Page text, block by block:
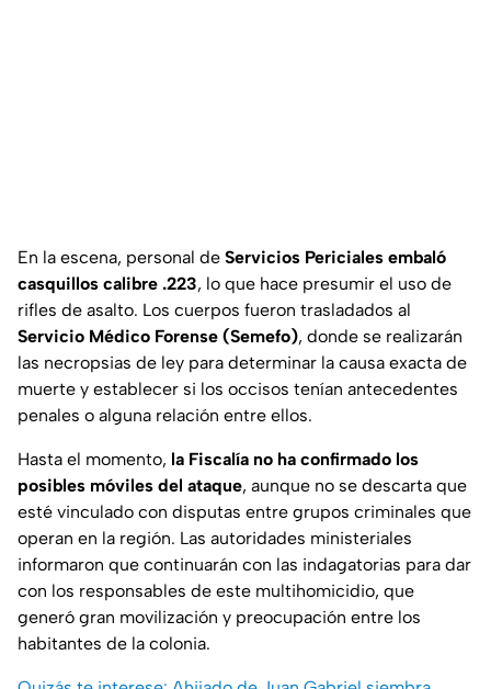
En la escena, personal de Servicios Periciales embaló
casquillos calibre .223, lo que hace presumir el uso de
rifles de asalto. Los cuerpos fueron trasladados al
Servicio Médico Forense (Semefo), donde se realizarán
las necropsias de ley para determinar la causa exacta de
muerte y establecer si los occisos tenían antecedentes
penales o alguna relación entre ellos.
Hasta el momento, la Fiscalía no ha confirmado los
posibles móviles del ataque, aunque no se descarta que
esté vinculado con disputas entre grupos criminales que
operan en la región. Las autoridades ministeriales
informaron que continuarán con las indagatorias para dar
con los responsables de este multihomicidio, que
generó gran movilización y preocupación entre los
habitantes de la colonia.